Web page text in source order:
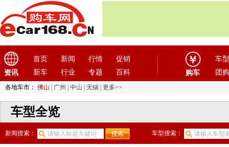
资讯
首页 新闻 行情
促销
新车
行业 专题 百科 购车
车型
团购
各地车市： 佛山 广州 中山 无锡 更多>>
车型全览
新闻搜索： 车型搜索：
福田汽车(18)
G
GMC(4)
观致(3)
广汽传祺(19)
广汽吉奥(16)
广汽集团(2)
国机智骏(3)
国金汽车(1)
H